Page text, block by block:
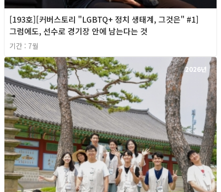
[193호][커버스토리 "LGBTQ+ 정치 생태계, 그것은" #1]
그럼에도, 선수로 경기장 안에 남는다는 것
기간 : 7월
2026년